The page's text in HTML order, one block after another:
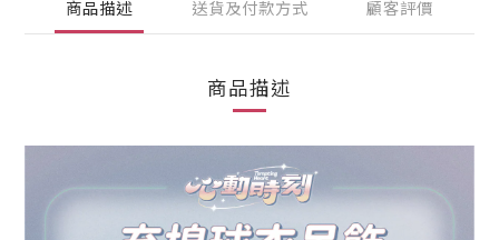
商品描述 送貨及付款方式 顧客評價
商品描述